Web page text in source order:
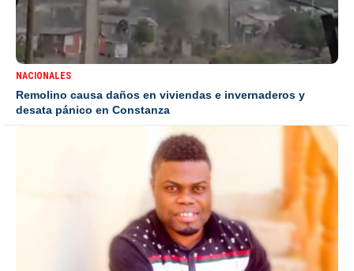
NACIONALES
Remolino causa daños en viviendas e invernaderos y
desata pánico en Constanza